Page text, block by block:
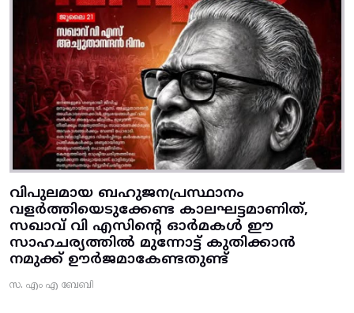
വിപുലമായ ബഹുജനപ്രസ്ഥാനം
വളർത്തിയെടുക്കേണ്ട കാലഘട്ടമാണിത്,
സഖാവ് വി എസിന്റെ ഓർമകൾ ഈ
സാഹചര്യത്തിൽ മുന്നോട്ട്‌ കുതിക്കാൻ
നമുക്ക് ഊർജമാകേണ്ടതുണ്ട്
സ. എം എ ബേബി